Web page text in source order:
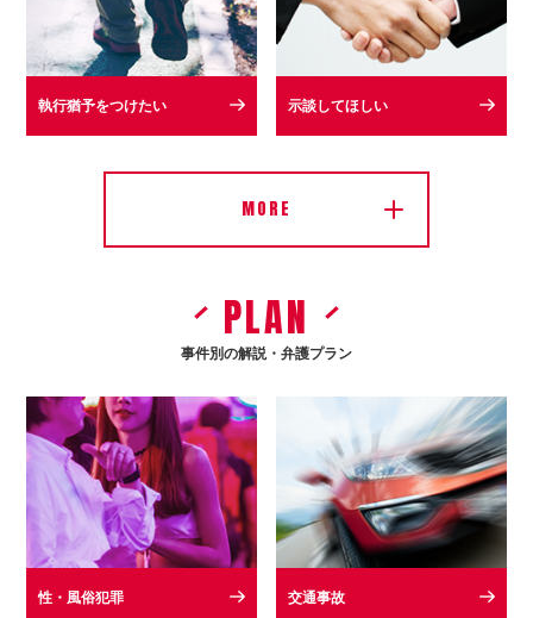
執行猶予をつけたい 示談してほしい
MORE
PLAN
事件別の解説・弁護プラン
性・風俗犯罪 交通事故